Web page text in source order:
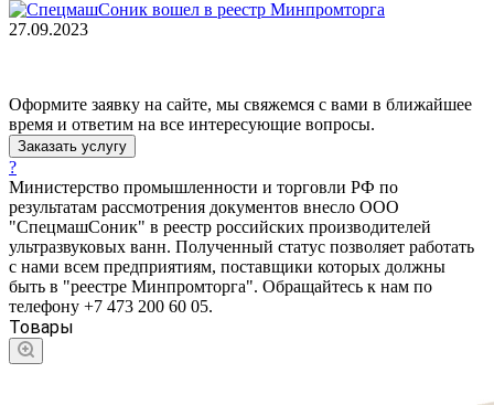
27.09.2023
Оформите заявку на сайте, мы свяжемся с вами в ближайшее
время и ответим на все интересующие вопросы.
Заказать услугу
?
Министерство промышленности и торговли РФ по
результатам рассмотрения документов внесло ООО
"СпецмашСоник" в реестр российских производителей
ультразвуковых ванн. Полученный статус позволяет работать
с нами всем предприятиям, поставщики которых должны
быть в "реестре Минпромторга". Обращайтесь к нам по
телефону +7 473 200 60 05.
Товары